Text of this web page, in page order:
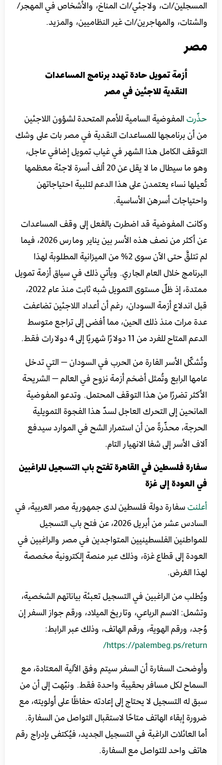
المسجلين/ات، ولاجئي/ات المناخ، والأشخاص في المهجر/
والشتات، والمهاجرين/ات غير النظاميين، والمزيد.
مصر
أزمة تمويل حادة تهدد برنامج المساعدات
النقدية للاجئين في مصر
حذّرتالمفوضية السامية للأمم المتحدة لشؤون اللاجئين
من أن برنامجها للمساعدات النقدية في مصر بات على وشك
التوقف الكامل هذا الشهر في غياب تمويل إضافي عاجل،
وهو ما سيطال ما لا يقل عن 20 ألف أسرة لاجئة معظمها
تُعيلها نساء يعتمدن على هذا الدعم لتلبية احتياجاتهن
واحتياجات أسرهن الأساسية.
وكانت المفوضية قد اضطرت بالفعل إلى وقف المساعدات
عن أكثر من نصف هذه الأسر بين يناير ومارس 2026، فيما
لم تتلقَّ حتى الآن سوى 2% من الميزانية المطلوبة لهذا
البرنامج خلال العام الجاري. ويأتي ذلك في سياق أزمة تمويل
ممتدة، إذ ظلّ مستوى التمويل شبه ثابت منذ عام 2022،
قبل اندلاع أزمة السودان، رغم أن أعداد اللاجئين تضاعفت
عدة مرات منذ ذلك الحين، مما أفضى إلى تراجع متوسط
الدعم المتاح للفرد من 11 دولارًا شهريًا إلى 4 دولارات فقط.
وتُشكّل الأسر الفارة من الحرب في السودان — التي تدخل
عامها الرابع وتُمثل أضخم أزمة نزوح في العالم — الشريحة
الأكثر تضررًا من هذا التوقف المحتمل. وتدعو المفوضية
المانحين إلى التحرك العاجل لسدّ هذا الفجوة التمويلية
الحرجة، محذّرةً من أن استمرار الشح في الموارد سيدفع
آلاف الأسر إلى شفا الانهيار التام.
سفارة فلسطين في القاهرة تفتح باب التسجيل للراغبين
في العودة إلى غزة
أعلنتسفارة دولة فلسطين لدى جمهورية مصر العربية، في
السادس عشر من أبريل 2026، عن فتح باب التسجيل
للمواطنين الفلسطينيين المتواجدين في مصر والراغبين في
العودة إلى قطاع غزة، وذلك عبر منصة إلكترونية مخصصة
لهذا الغرض.
ويُطلب من الراغبين في التسجيل تعبئة بياناتهم الشخصية،
وتشمل: الاسم الرباعي، وتاريخ الميلاد، ورقم جواز السفر إن
وُجد، ورقم الهوية، ورقم الهاتف، وذلك عبر الرابط:
https://palembeg.ps/return/
وأوضحت السفارة أن السفر سيتم وفق الآلية المعتادة، مع
السماح لكل مسافر بحقيبة واحدة فقط. ونبّهت إلى أن من
سبق له التسجيل لا يحتاج إلى إعادته حفاظًا على أولويته، مع
ضرورة إبقاء الهاتف متاحًا لاستقبال التواصل من السفارة.
أما العائلات الراغبة في التسجيل الجديد، فيُكتفى بإدراج رقم
هاتف واحد للتواصل مع السفارة.